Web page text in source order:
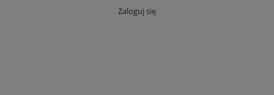
Zaloguj się